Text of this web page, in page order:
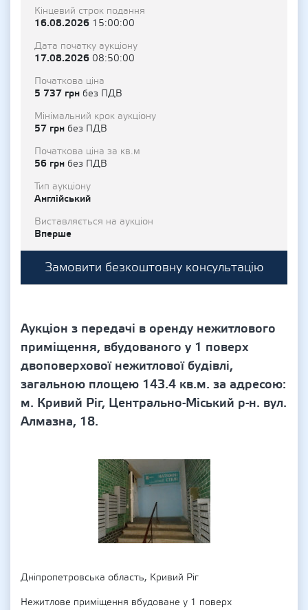
Кінцевий строк подання
16.08.2026 15:00:00
Дата початку аукціону
17.08.2026 08:50:00
Початкова ціна
5 737 грн без ПДВ
Мінімальний крок аукціону
57 грн без ПДВ
Початкова ціна за кв.м
56 грн без ПДВ
Тип аукціону
Англійський
Виставляється на аукціон
Вперше
Замовити безкоштовну консультацію
Аукціон з передачі в оренду нежитлового
приміщення, вбудованого у 1 поверх
двоповерхової нежитлової будівлі,
загальною площею 143.4 кв.м. за адресою:
м. Кривий Ріг, Центрально-Міський р-н. вул.
Алмазна, 18.
Дніпропетровська область, Кривий Ріг
Нежитлове приміщення вбудоване у 1 поверх